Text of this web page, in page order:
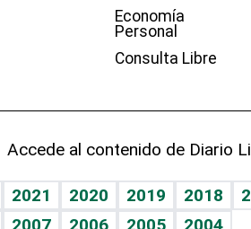
Economía
Personal
Consulta Libre
Accede al contenido de Diario
2021 2020 2019 2018
2007 2006 2005 2004